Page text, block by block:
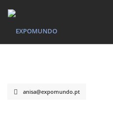
SERVIÇOS
anisa@expomundo.pt